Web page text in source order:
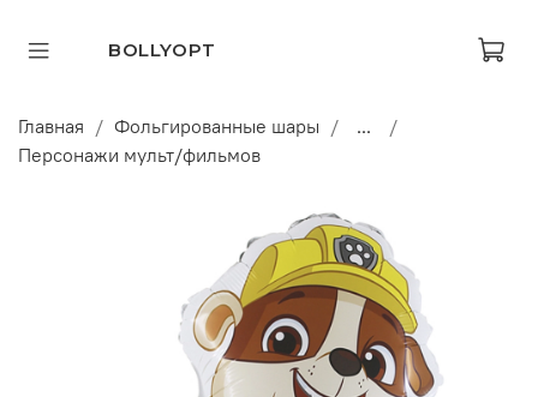
BOLLYOPT
Главная Фольгированные шары
...
Персонажи мульт/фильмов